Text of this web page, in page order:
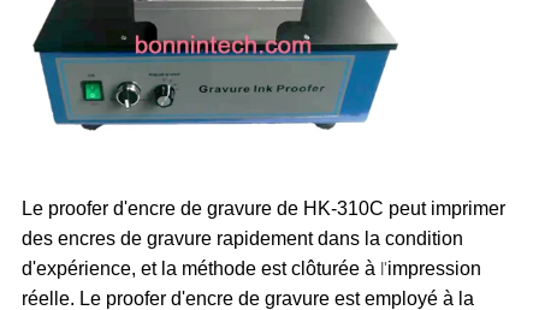
Le proofer d'encre de gravure deHK-310C peut imprimer
des encres de gravure rapidement dans la condition
d'expérience, et la méthode est clôturée à l'impression
réelle. Le proofer d'encre de gravure est employé à la